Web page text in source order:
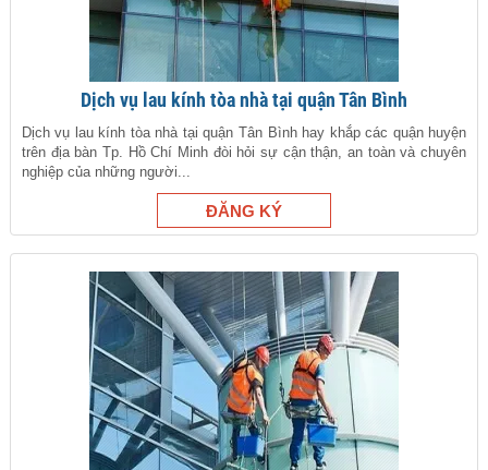
Dịch vụ lau kính tòa nhà tại quận Tân Bình
Dịch vụ lau kính tòa nhà tại quận Tân Bình hay khắp các quận huyện
trên địa bàn Tp. Hồ Chí Minh đòi hỏi sự cận thận, an toàn và chuyên
nghiệp của những người...